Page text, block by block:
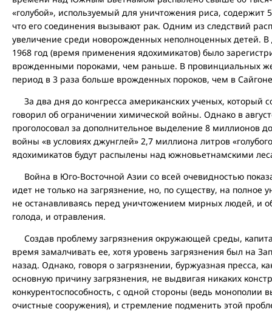
«голубой», используемый для уничтожения риса,
что его соединения вызывают рак. Одним из следствий
увеличение среди новорожденных неполноценных детей. В
1968 год (время применения ядохимикатов) было
врожденными пороками, чем раньше. В провинциальных же
период в 3 раза больше врожденных пороков, чем в
За два дня до конгресса американских ученых, который
говорил об ограничении химической войны. Однако в
проголосовал за дополнительное выделение 8 миллионов
войны «в условиях джунглей» 2,7 миллиона литров
ядохимикатов будут распылены над южновьетнамскими
Война в Юго-Восточной Азии со всей очевидностью
идет не только на загрязнение, но, по существу, на полное
не останавливаясь перед уничтожением мирных людей, и
голода, и отравления.
Создав проблему загрязнения окружающей среды,
время замалчивать ее, хотя уровень загрязнения был на
назад. Однако, говоря о загрязнении, буржуазная пресса,
основную причину загрязнения, не выдвигая никаких
конкурентоспособность, с одной стороны (ведь монополии
очистные сооружения), и стремление подменить этой